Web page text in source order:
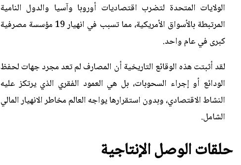
الولايات المتحدة لتضرب اقتصاديات أوروبا وآسيا والدول النامية
المرتبطة بالأسواق الأمريكية، مما تسبب في انهيار 19 مؤسسة مصرفية
كبرى في عام واحد.
لقد أثبتت هذه الوقائع التاريخية أن المصارف لم تعد مجرد جهات لحفظ
الودائع أو إجراء السحوبات، بل هي العمود الفقري الذي يرتكز عليه
النشاط الاقتصادي، وبدون استقرارها يواجه العالم مخاطر الانهيار المالي
الشامل.
حلقات الوصل الإنتاجية